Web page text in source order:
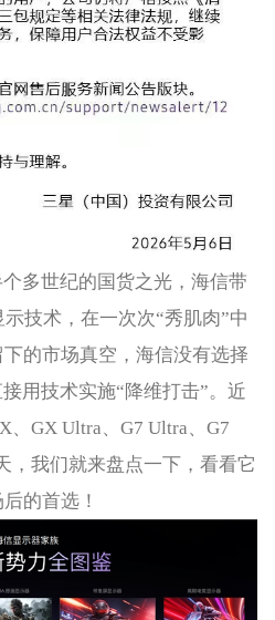
多世纪的国货之光，海信带
技术，在一次次“秀肌肉”中
的市场真空，海信没有选择
用技术实施“降维打击”。近
、GX Ultra、G7 Ultra、G7
，我们就来盘点一下，看看它
的首选！